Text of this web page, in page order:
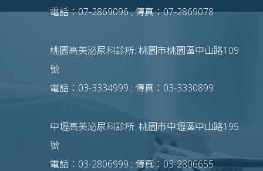
電話：07-2869096 ; 傳真：07-2869078
桃園高美泌尿科診所: 桃園市桃園區中山路109
號
電話：03-3334999 ; 傳真：03-3330899
中壢高美泌尿科診所: 桃園市中壢區中山路195
號
電話：03-2806999 ; 傳真：03-2806655